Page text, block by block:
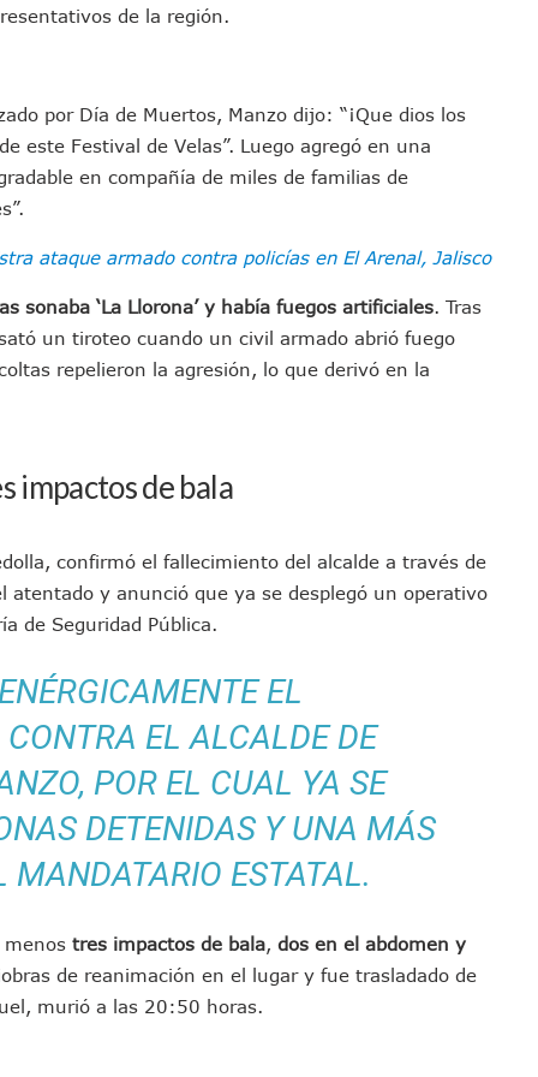
Comité Nacional Del PAN
Semar Por Investigación Por Huachicol Fiscal
Urgencias Del Hospital 42 De Puerto Vallarta
Regional De Autismo En Puerto Vallarta
En California Con Seminarios Turísticos
Hipótesis Por La Muerte De Dos Jóvenes En El Río Ameca
A 100 Familias De Puerto Vallarta
Mantienen Restricciones En Playas De Puerto Vallarta
Solo Generó 262 Mil En Seis Meses: Coparmex
Edificios Y Puentes En Japón (VIDEOS)
De Jalisco, Según Statistical Research Corporation
Ministerios Públicos Para Puerto Vallarta
Vallarta Registra 80% De Avance En Su Construcción
A Emprendedores Locales En La Isla Shopping Village
Puerto Vallarta
De Víctima De Abuso Sexual En Preescolar
Reporte De Posible Crematorio Clandestino
Para Analizar La Conservación Del Estero El Salado
de la región.
por Día de Muertos, Manzo dijo: “¡Que dios los
este Festival de Velas”. Luego agregó en una
en compañía de miles de familias de
ataque armado contra policías en El Arenal, Jalisco
sonaba ‘La Llorona’ y había fuegos artificiales. Tras
un tiroteo cuando un civil armado abrió fuego
repelieron la agresión, lo que derivó en la
impactos de bala
confirmó el fallecimiento del alcalde a través de
atentado y anunció que ya se desplegó un operativo
de Seguridad Pública.
EL
EL ALCALDE DE
POR EL CUAL YA SE
DETENIDAS Y UNA MÁS
MANDATARIO ESTATAL.
menos tres impactos de bala, dos en el abdomen y
de reanimación en el lugar y fue trasladado de
murió a las 20:50 horas.